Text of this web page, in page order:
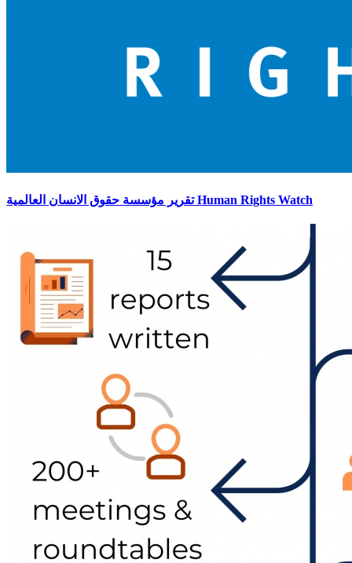
تقرير مؤسسة حقوق الانسان العالمية Human Rights Watch